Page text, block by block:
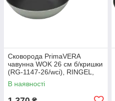
Сковорода PrimaVERA
чавунна WOK 26 см б/кришки
(RG-1147-26/wci), RINGEL,
Арт.74484
В наявності